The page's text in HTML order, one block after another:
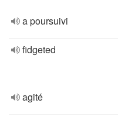
a poursuivi
fidgeted
agité